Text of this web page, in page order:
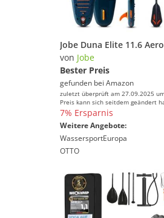
von Jobe
Bester Preis
gefunden bei Amazon
zuletzt überprüft am 27.09.2025
Preis kann sich seitdem geändert
7% Ersparnis
Weitere Angebote:
WassersportEuropa
OTTO